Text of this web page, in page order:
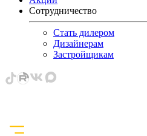
Сотрудничество
Стать дилером
Дизайнерам
Застройщикам